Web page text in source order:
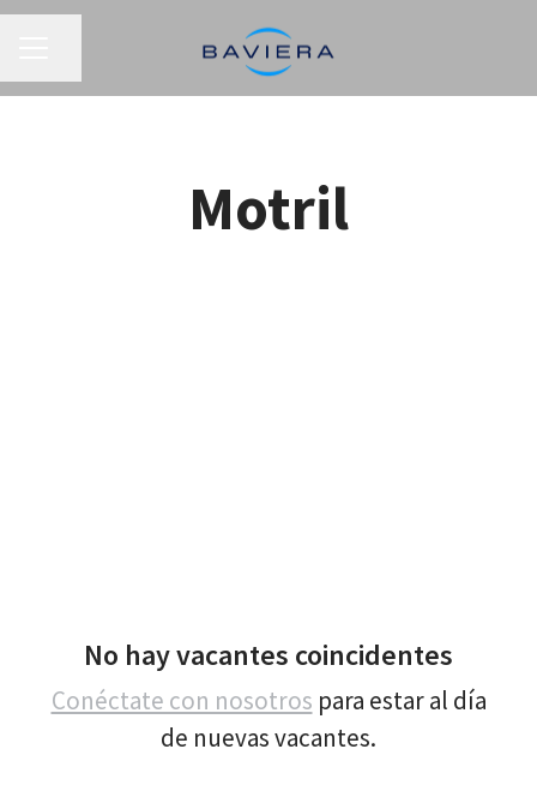
Motril
No hay vacantes coincidentes
Conéctate con nosotros para estar al día
de nuevas vacantes.